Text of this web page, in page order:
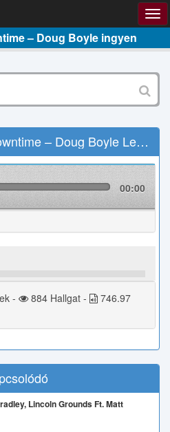
– Doug Boyle ingyen
– Doug Boyle Letöltés
00:00
- 884 Hallgat -
746.97
Lincoln Grounds Ft. Matt